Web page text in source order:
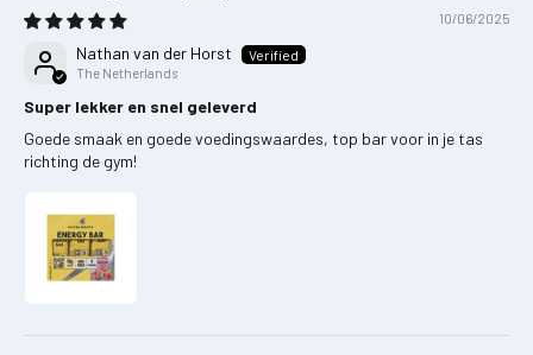
10/06/2025
Nathan van der Horst
The Netherlands
Super lekker en snel geleverd
Goede smaak en goede voedingswaardes, top bar voor in je tas
richting de gym!